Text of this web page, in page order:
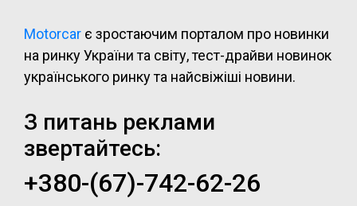
Motorcar є зростаючим порталом про новинки
на ринку України та світу, тест-драйви новинок
українського ринку та найсвіжіші новини.
З питань реклами
звертайтесь:
+380-(67)-742-62-26